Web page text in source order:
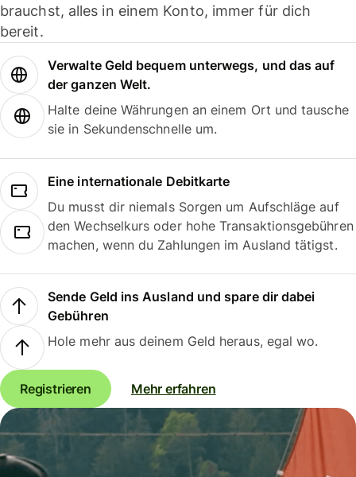
brauchst, alles in einem Konto, immer für dich
bereit.
Verwalte Geld bequem unterwegs, und das auf
der ganzen Welt.
Halte deine Währungen an einem Ort und tausche
sie in Sekundenschnelle um.
Eine internationale Debitkarte
Du musst dir niemals Sorgen um Aufschläge auf
den Wechselkurs oder hohe Transaktionsgebühren
machen, wenn du Zahlungen im Ausland tätigst.
Sende Geld ins Ausland und spare dir dabei
Gebühren
Hole mehr aus deinem Geld heraus, egal wo.
Registrieren Mehr erfahren